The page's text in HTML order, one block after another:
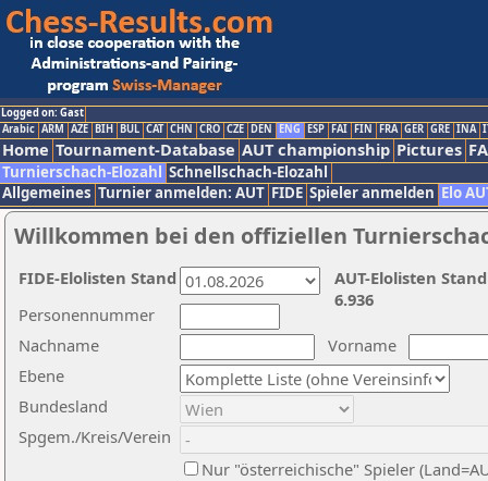
Logged on: Gast
Arabic ARM AZE BIH BUL CAT CHN CRO CZE DEN ENG ESP FAI FIN FRA GER GRE INA
Home Tournament-Database AUT championship Pictures
Turnierschach-Elozahl Schnellschach-Elozahl
Allgemeines Turnier anmelden: AUT FIDE Spieler anmelden Elo
Willkommen bei den offiziellen
Nachname
Vorname
Ebene
Personennummer
Bundesland
Spgem./Kreis/Verein
Nur "österreichische" Spieler
AUT-Elolisten
6.936
FIDE-Elolisten Stand